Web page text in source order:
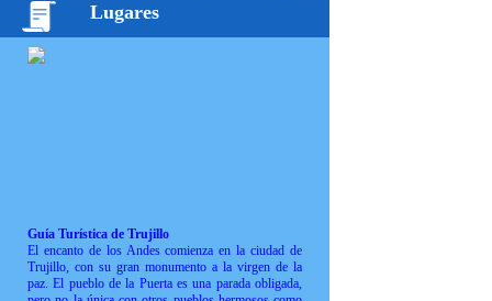
Lugares
Guía Turística de Trujillo
El encanto de los Andes comienza en la ciudad de
Trujillo, con su gran monumento a la virgen de la
paz. El pueblo de la Puerta es una parada obligada,